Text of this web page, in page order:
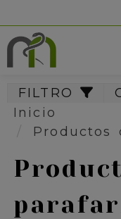
FILTRO
Inicio
Productos